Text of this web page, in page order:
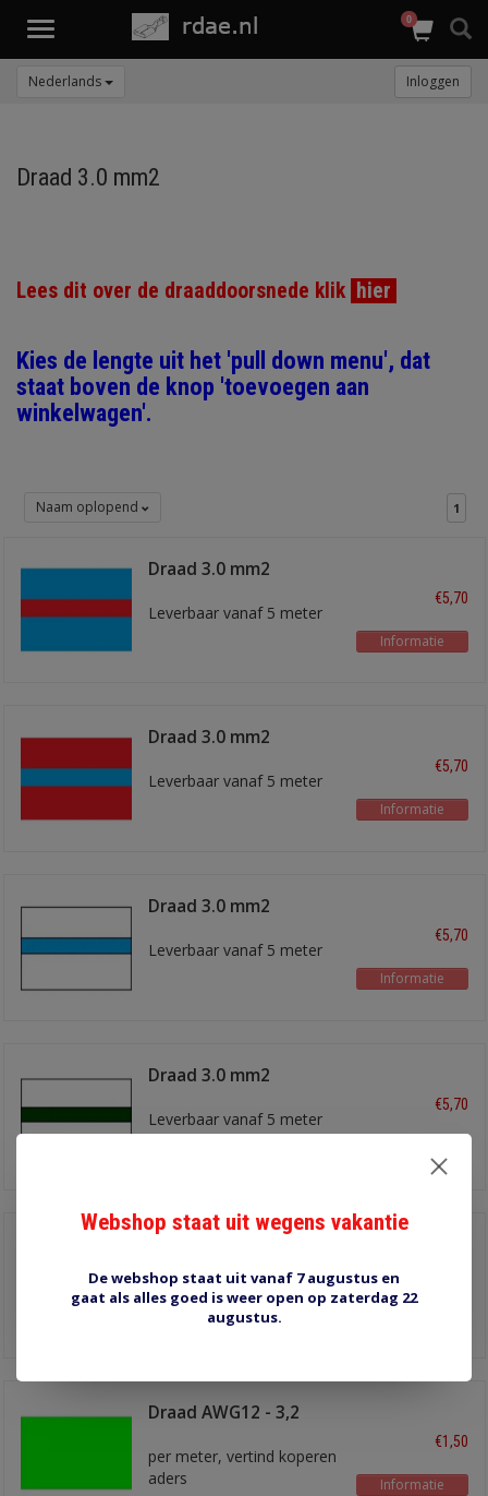
Toggle
0
Nederlands Inloggen
Draad 3.0 mm2
Lees dit over de draaddoorsnede klik hier
Kies de lengte uit het 'pull down menu', dat
staat boven de knop 'toevoegen aan
winkelwagen'.
Naam oplopend 1
Draad 3.0 mm2
Leverbaar vanaf 5 meter
€5,70
Informatie
Draad 3.0 mm2
Leverbaar vanaf 5 meter
€5,70
Informatie
Draad 3.0 mm2
Leverbaar vanaf 5 meter
€5,70
Informatie
Draad 3.0 mm2
Leverbaar vanaf 5 meter
€5,70
Leverbaar vanaf 5 meter
Draad AWG12 - 3,2
per meter, vertind koperen
aders
€1,50
Informatie
Webshop staat uit wegens vakantie
De webshop staat uit vanaf 7 augustus en
gaat als alles goed is weer open op zaterdag 22
augustus.